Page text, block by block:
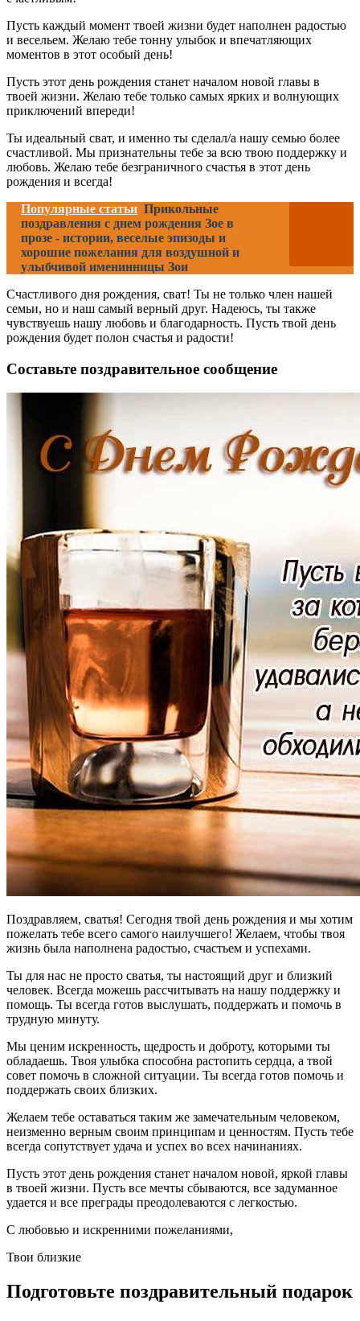
Пусть каждый момент твоей жизни будет наполнен радостью
и весельем. Желаю тебе тонну улыбок и впечатляющих
моментов в этот особый день!
Пусть этот день рождения станет началом новой главы в
твоей жизни. Желаю тебе только самых ярких и волнующих
приключений впереди!
Ты идеальный сват, и именно ты сделал/а нашу семью более
счастливой. Мы признательны тебе за всю твою поддержку и
любовь. Желаю тебе безграничного счастья в этот день
рождения и всегда!
Популярные статьи Прикольные
поздравления с днем рождения Зое в
прозе - истории, веселые эпизоды и
хорошие пожелания для воздушной и
улыбчивой именинницы Зои
Счастливого дня рождения, сват! Ты не только член нашей
семьи, но и наш самый верный друг. Надеюсь, ты также
чувствуешь нашу любовь и благодарность. Пусть твой день
рождения будет полон счастья и радости!
Составьте поздравительное сообщение
Поздравляем, сватья! Сегодня твой день рождения и мы хотим
пожелать тебе всего самого наилучшего! Желаем, чтобы твоя
жизнь была наполнена радостью, счастьем и успехами.
Ты для нас не просто сватья, ты настоящий друг и близкий
человек. Всегда можешь рассчитывать на нашу поддержку и
помощь. Ты всегда готов выслушать, поддержать и помочь в
трудную минуту.
Мы ценим искренность, щедрость и доброту, которыми ты
обладаешь. Твоя улыбка способна растопить сердца, а твой
совет помочь в сложной ситуации. Ты всегда готов помочь и
поддержать своих близких.
Желаем тебе оставаться таким же замечательным человеком,
неизменно верным своим принципам и ценностям. Пусть тебе
всегда сопутствует удача и успех во всех начинаниях.
Пусть этот день рождения станет началом новой, яркой главы
в твоей жизни. Пусть все мечты сбываются, все задуманное
удается и все преграды преодолеваются с легкостью.
С любовью и искренними пожеланиями,
Твои близкие
Подготовьте поздравительный подарок